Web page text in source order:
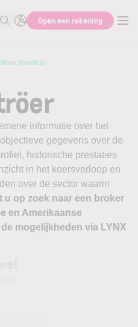
Zoek naar informatie
Open een rekening
Aandeel
informatie over het
gegevens over de
historische prestaties
in het koersverloop en
over de sector waarin
u op zoek naar een broker
en Amerikaanse
mogelijkheden via LYNX